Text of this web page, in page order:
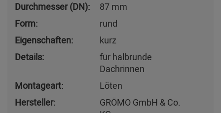
Durchmesser (DN):
87 mm
Form:
rund
Eigenschaften:
kurz
Details:
für halbrunde
Dachrinnen
Montageart:
Löten
Hersteller:
GRÖMO GmbH & Co.